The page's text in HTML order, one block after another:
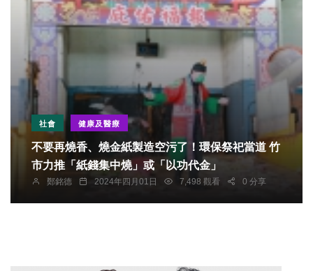
社會 健康及醫療
不要再燒香、燒金紙製造空污了！環保祭祀當道 竹
市力推「紙錢集中燒」或「以功代金」
鄭銘德 2024年四月01日 7,498 觀看 0 分享